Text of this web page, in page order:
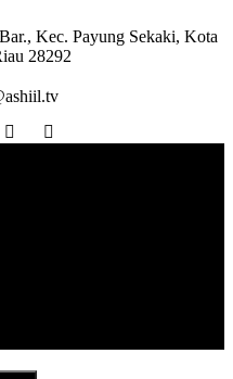
Kec. Payung Sekaki, Kota
28292